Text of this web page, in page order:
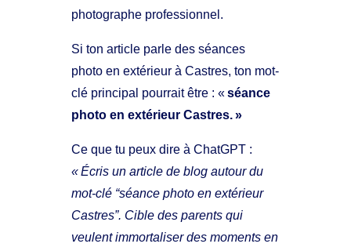
photographe professionnel.
Si ton article parle des séances
photo en extérieur à Castres, ton mot-
clé principal pourrait être : «séance
photo en extérieur Castres. »
Ce que tu peux dire à ChatGPT :
« Écris un article de blog autour du
mot-clé “séance photo en extérieur
Castres”. Cible des parents qui
veulent immortaliser des moments en